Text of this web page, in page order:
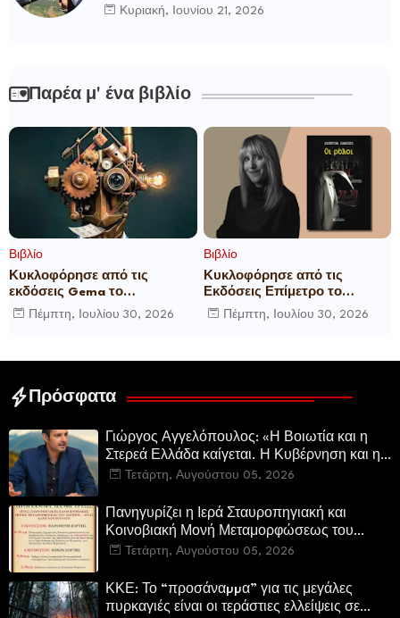
Κυριακή, Ιουνίου 21, 2026
Παρέα μ' ένα βιβλίο
Βιβλίο
Κυκλοφόρησε από τις
εκδόσεις Gema το
μυθιστόρημα του γνωστού
δημοσιογράφου Γεώργιου Θ.
Πέμπτη, Ιουλίου 30, 2026
Βιβλίο
Κυκλοφόρησε από τις
Εκδόσεις Επίμετρο το
αστυνομικό μυθιστόρημα της
Κατερίνας Πανούση Οι ρόλοι
Πέμπτη, Ιουλίου 30, 2026
Πρόσφατα
Γιώργος Αγγελόπουλος: «Η Βοιωτία και η
Στερεά Ελλάδα καίγεται. Η Κυβέρνηση και η
Περιφερειακή Αρχή αυτοθαυμάζονται.»
Τετάρτη, Αυγούστου 05, 2026
Πανηγυρίζει η Ιερά Σταυροπηγιακή και
Κοινοβιακή Μονή Μεταμορφώσεως του
Σωτήρος Καμενων Βουρλων (Μονή Αγιάς ή
Τετάρτη, Αυγούστου 05, 2026
ΚΚΕ: Το “προσάναµµα” για τις μεγάλες
πυρκαγιές είναι οι τεράστιες ελλείψεις σε